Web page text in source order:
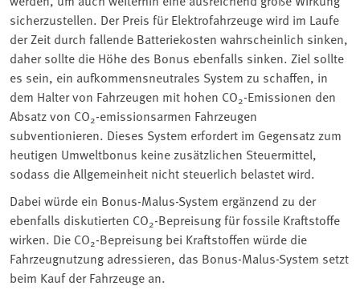
sicherzustellen. Der Preis für Elektrofahrzeuge wird im Laufe
der Zeit durch fallende Batteriekosten wahrscheinlich sinken,
daher sollte die Höhe des Bonus ebenfalls sinken. Ziel sollte
es sein, ein aufkommensneutrales System zu schaffen, in
dem Halter von Fahrzeugen mit hohen CO2-Emissionen den
Absatz von CO2-emissionsarmen Fahrzeugen
subventionieren. Dieses System erfordert im Gegensatz zum
heutigen Umweltbonus keine zusätzlichen Steuermittel,
sodass die Allgemeinheit nicht steuerlich belastet wird.
Dabei würde ein Bonus-Malus-System ergänzend zu der
ebenfalls diskutierten CO2-Bepreisung für fossile Kraftstoffe
wirken. Die CO2-Bepreisung bei Kraftstoffen würde die
Fahrzeugnutzung adressieren, das Bonus-Malus-System setzt
beim Kauf der Fahrzeuge an.